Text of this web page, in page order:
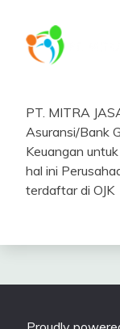
PT. MITRA
Asuransi/Bank
Keuangan
hal ini
terdaftar di OJK